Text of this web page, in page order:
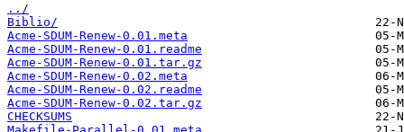
../
Biblio/
Acme-SDUM-Renew-0.01.meta
Acme-SDUM-Renew-0.01.readme
Acme-SDUM-Renew-0.01.tar.gz
Acme-SDUM-Renew-0.02.meta
Acme-SDUM-Renew-0.02.readme
Acme-SDUM-Renew-0.02.tar.gz
CHECKSUMS